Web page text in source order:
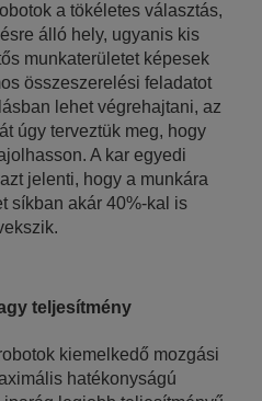
a tökéletes választás,
álló hely, ugyanis kis
munkaterületet képesek
összeszerelési feladatot
lehet végrehajtani, az
úgy terveztük meg, hogy
A kar egyedi
jelenti, hogy a munkára
síkban akár 40%-kal is
teljesítmény
kiemelkedő mozgási
hatékonyságú